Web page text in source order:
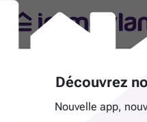
Découvrez
Nouvelle app,